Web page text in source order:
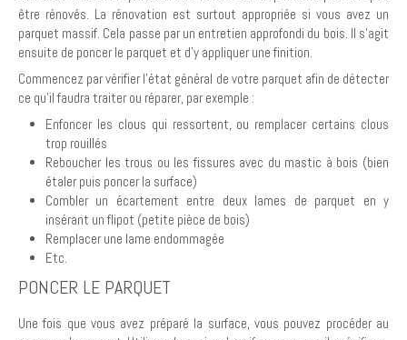
être rénovés. La rénovation est surtout appropriée si vous avez un
parquet massif. Cela passe par un entretien approfondi du bois. Il s’agit
ensuite de poncer le parquet et d’y appliquer une finition.
Commencez par vérifier l’état général de votre parquet afin de détecter
ce qu’il faudra traiter ou réparer, par exemple :
Enfoncer les clous qui ressortent, ou remplacer certains clous
trop rouillés
Reboucher les trous ou les fissures avec du mastic à bois (bien
étaler puis poncer la surface)
Combler un écartement entre deux lames de parquet en y
insérant un flipot (petite pièce de bois)
Remplacer une lame endommagée
Etc.
PONCER LE PARQUET
Une fois que vous avez préparé la surface, vous pouvez procéder au